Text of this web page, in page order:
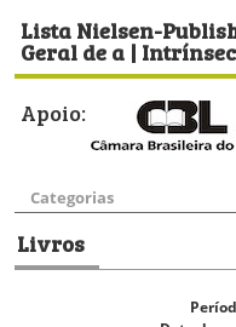
Lista Nielsen-
Geral de a |
Apoio:
Categorias
Livros